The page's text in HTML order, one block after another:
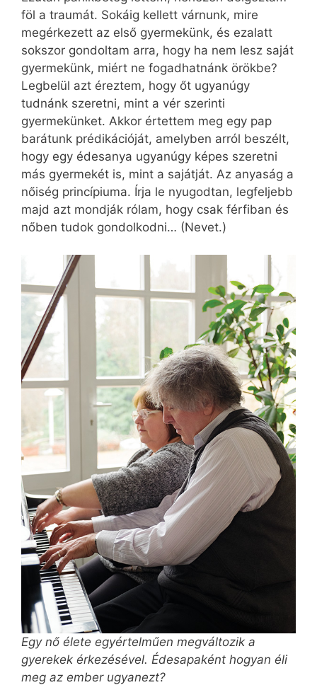
föl a traumát. Sokáig kellett várnunk, mire
megérkezett az első gyermekünk, és ezalatt
sokszor gondoltam arra, hogy ha nem lesz saját
gyermekünk, miért ne fogadhatnánk örökbe?
Legbelül azt éreztem, hogy őt ugyanúgy
tudnánk szeretni, mint a vér szerinti
gyermekünket. Akkor értettem meg egy pap
barátunk prédikációját, amelyben arról beszélt,
hogy egy édesanya ugyanúgy képes szeretni
más gyermekét is, mint a sajátját. Az anyaság a
nőiség princípiuma. Írja le nyugodtan, legfeljebb
majd azt mondják rólam, hogy csak férfiban és
nőben tudok gondolkodni… (Nevet.)
Egy nő élete egyértelműen megváltozik a
gyerekek érkezésével. Édesapaként hogyan éli
meg az ember ugyanezt?